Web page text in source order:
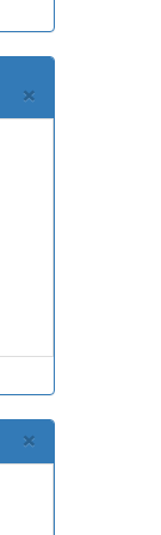
×Close
×Close